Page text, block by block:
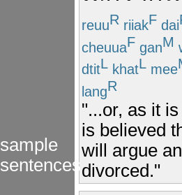
sample
sentences
reuuR riiakF dai
cheuuaF ganM
dtitL khatL mee
langR
"...or, as it
is believed
will argue
divorced."